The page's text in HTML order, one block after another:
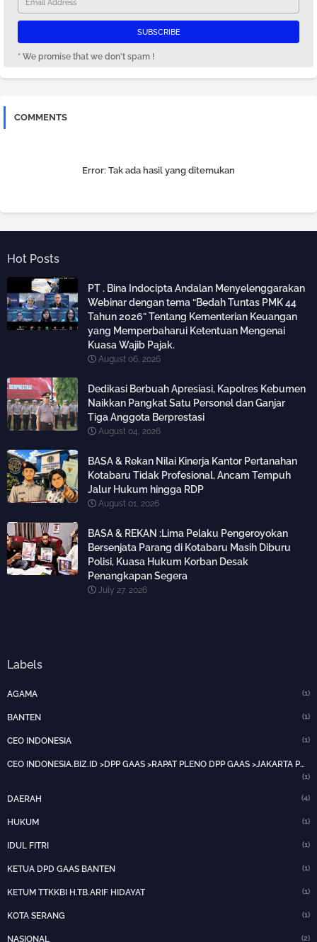
* We promise that we don't spam !
COMMENTS
Error: Tak ada hasil yang ditemukan
Hot Posts
PT . Bina Indocipta Andalan Menyelenggarakan
Webinar dengan tema “Bedah Tuntas PMK 44
Tahun 2026” Tentang Kementerian Keuangan
yang Memperbaharui Ketentuan Mengenai
Kuasa Wajib Pajak.
August 06, 2026
Dedikasi Berbuah Apresiasi, Kapolres Kebumen
Naikkan Pangkat Satu Personel dan Ganjar
Tiga Anggota Berprestasi
August 04, 2026
BASA & Rekan Nilai Kinerja Kantor Pertanahan
Kotabaru Tidak Profesional, Ancam Tempuh
Jalur Hukum hingga RDP
August 01, 2026
BASA & REKAN :Lima Pelaku Pengeroyokan
Bersenjata Parang di Kotabaru Masih Diburu
Polisi, Kuasa Hukum Korban Desak
Penangkapan Segera
July 27, 2026
Labels
AGAMA (1)
BANTEN (1)
CEO INDONESIA (1)
CEO INDONESIA.BIZ.ID >DPP GAAS >RAPAT PLENO DPP GAAS >JAKARTA PUSAT>HOTNEWS>
(1)
DAERAH (4)
HUKUM (1)
IDUL FITRI (1)
KETUA DPD GAAS BANTEN (1)
KETUM TTKKBI H.TB.ARIF HIDAYAT (1)
KOTA SERANG (1)
NASIONAL (2)